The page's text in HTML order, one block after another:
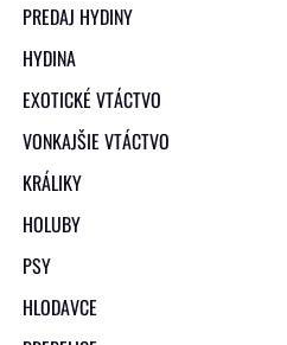
PREDAJ HYDINY
HYDINA
EXOTICKÉ VTÁCTVO
VONKAJŠIE VTÁCTVO
KRÁLIKY
HOLUBY
PSY
HLODAVCE